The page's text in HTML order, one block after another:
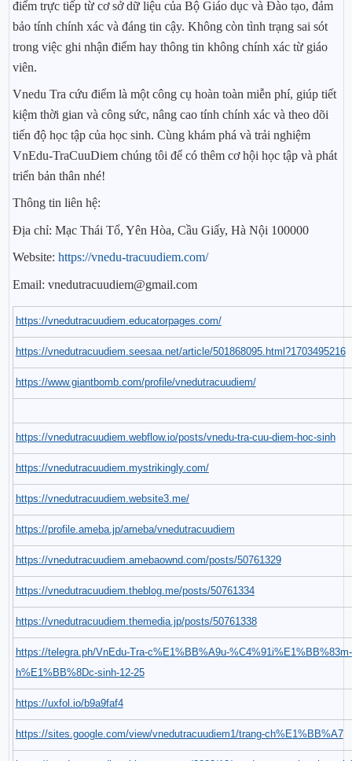
điểm trực tiếp từ cơ sở dữ liệu của Bộ Giáo dục và Đào tạo, đảm
bảo tính chính xác và đáng tin cậy. Không còn tình trạng sai sót
trong việc ghi nhận điểm hay thông tin không chính xác từ giáo
viên.
Vnedu Tra cứu điểm là một công cụ hoàn toàn miễn phí, giúp tiết
kiệm thời gian và công sức, nâng cao tính chính xác và theo dõi
tiến độ học tập của học sinh. Cùng khám phá và trải nghiệm
VnEdu-TraCuuDiem chúng tôi để có thêm cơ hội học tập và phát
triển bản thân nhé!
Thông tin liên hệ:
Địa chỉ: Mạc Thái Tổ, Yên Hòa, Cầu Giấy, Hà Nội 100000
Website: https://vnedu-tracuudiem.com/
Email: vnedutracuudiem@gmail.com
https://vnedutracuudiem.educatorpages.com/
https://vnedutracuudiem.seesaa.net/article/501868095.html?1703495216
https://www.giantbomb.com/profile/vnedutracuudiem/
https://vnedutracuudiem.webflow.io/posts/vnedu-tra-cuu-diem-hoc-sinh
https://vnedutracuudiem.mystrikingly.com/
https://vnedutracuudiem.website3.me/
https://profile.ameba.jp/ameba/vnedutracuudiem
https://vnedutracuudiem.amebaownd.com/posts/50761329
https://vnedutracuudiem.theblog.me/posts/50761334
https://vnedutracuudiem.themedia.jp/posts/50761338
https://telegra.ph/VnEdu-Tra-c%E1%BB%A9u-%C4%91i%E1%BB%83m-
h%E1%BB%8Dc-sinh-12-25
https://uxfol.io/b9a9faf4
https://sites.google.com/view/vnedutracuudiem1/trang-ch%E1%BB%A7